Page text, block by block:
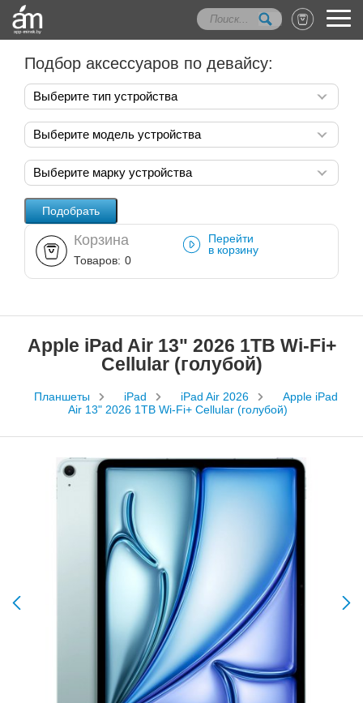
Подбор аксессуаров по девайсу:
Выберите тип устройства
Выберите модель устройства
Выберите марку устройства
Корзина
Товаров: 0
Перейти
в корзину
Apple iPad Air 13" 2026 1TB Wi-Fi+
Cellular (голубой)
Планшеты iPad iPad Air 2026
Apple iPad
Air 13" 2026 1TB Wi-Fi+ Cellular (голубой)